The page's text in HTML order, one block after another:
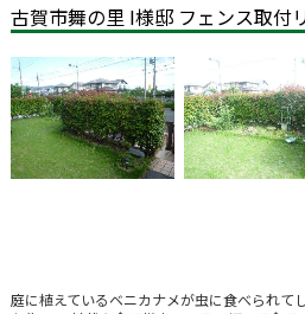
古賀市舞の里 I様邸 フェンス取付
庭に植えているベニカナメが虫に食べられて